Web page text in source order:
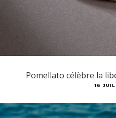
Pomellato célèbre la
16